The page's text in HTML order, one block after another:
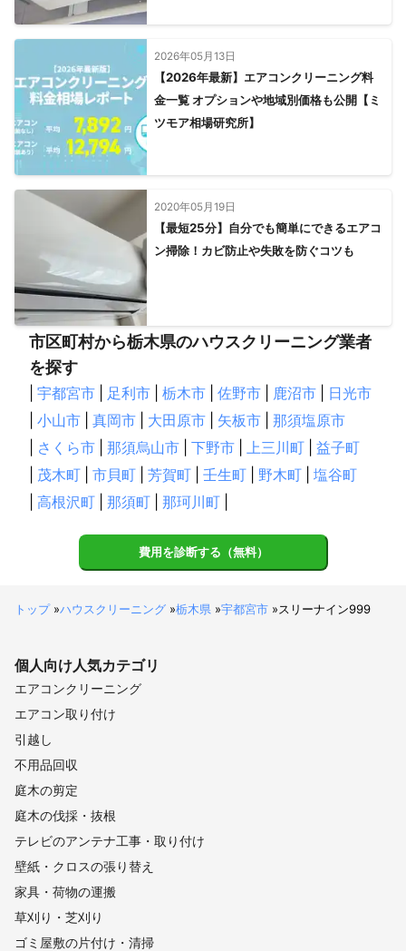
2026年05月13日
【2026年最新】エアコンクリーニング料
金一覧 オプションや地域別価格も公開【ミ
ツモア相場研究所】
2020年05月19日
【最短25分】自分でも簡単にできるエアコ
ン掃除！カビ防止や失敗を防ぐコツも
市区町村から栃木県のハウスクリーニング業者
を探す
宇都宮市 足利市 栃木市 佐野市 鹿沼市
日光市
小山市 真岡市 大田原市 矢板市
那須塩原市
さくら市 那須烏山市 下野市 上三川町
益子町
茂木町 市貝町 芳賀町 壬生町 野木町
塩谷町
高根沢町 那須町 那珂川町
費用を診断する（無料）
トップ»ハウスクリーニング »栃木県 »宇都宮市 »スリーナイン999
個人向け人気カテゴリ
エアコンクリーニング
エアコン取り付け
引越し
不用品回収
庭木の剪定
庭木の伐採・抜根
テレビのアンテナ工事・取り付け
壁紙・クロスの張り替え
家具・荷物の運搬
草刈り・芝刈り
ゴミ屋敷の片付け・清掃